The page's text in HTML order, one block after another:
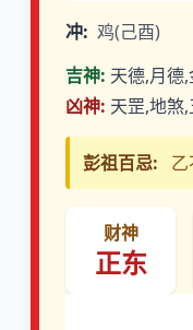
冲: 鸡(己酉)
吉神: 天德,月德
凶神: 天罡,地煞
彭祖百忌:
财神
正东